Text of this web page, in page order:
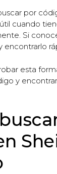
por
cuando
Si
encontrarlo
esta
y